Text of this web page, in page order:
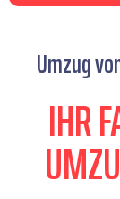
Umzug
IHR